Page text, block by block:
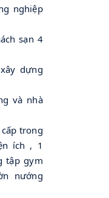
nghiệp
sạn 4
dựng
và nhà
trong
ích , 1
tập gym
nướng